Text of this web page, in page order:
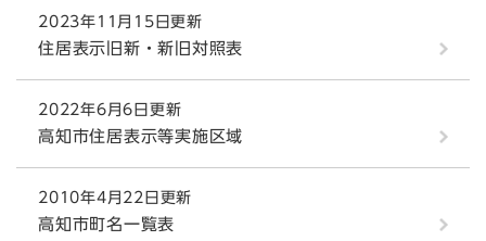
2023年11月15日更新
住居表示旧新・新旧対照表
2022年6月6日更新
高知市住居表示等実施区域
2010年4月22日更新
高知市町名一覧表